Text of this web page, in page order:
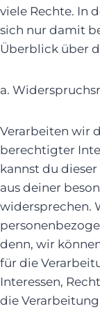
viele Rechte. In
sich nur damit
Überblick über
a.
Verarbeiten wir
berechtigter
kannst du
aus deiner
widersprechen.
denn, wir
für die
Interessen,
die